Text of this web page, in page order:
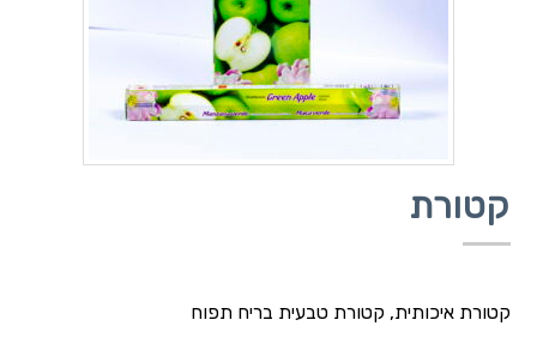
קטורת
קטורת איכותית, קטורת טבעית בריח תפוח